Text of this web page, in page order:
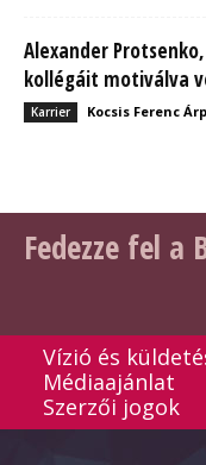
Alexander
kollégáit motiválva
Karrier Kocsis Ferenc
Fedezze fel
Vízió és
Médiaajánlat
Szerzői jogok